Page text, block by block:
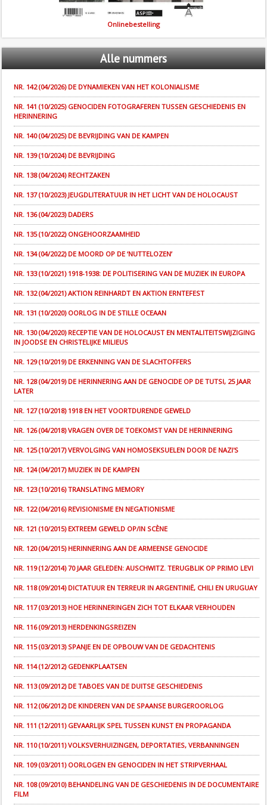
Onlinebestelling
Allenummers
NR. 142 (04/2026) DE DYNAMIEKEN VAN HET KOLONIALISME
NR. 141 (10/2025) GENOCIDEN FOTOGRAFEREN TUSSEN GESCHIEDENIS EN
HERINNERING
NR. 140 (04/2025) DE BEVRIJDING VAN DE KAMPEN
NR. 139 (10/2024) DE BEVRIJDING
NR. 138 (04/2024) RECHTZAKEN
NR. 137 (10/2023) JEUGDLITERATUUR IN HET LICHT VAN DE HOLOCAUST
NR. 136 (04/2023) DADERS
NR. 135 (10/2022) ONGEHOORZAAMHEID
NR. 134 (04/2022) DE MOORD OP DE ‘NUTTELOZEN’
NR. 133 (10/2021) 1918-1938: DE POLITISERING VAN DE MUZIEK IN EUROPA
NR. 132 (04/2021) AKTION REINHARDT EN AKTION ERNTEFEST
NR. 131 (10/2020) OORLOG IN DE STILLE OCEAAN
NR. 130 (04/2020) RECEPTIE VAN DE HOLOCAUST EN MENTALITEITSWIJZIGING
IN JOODSE EN CHRISTELIJKE MILIEUS
NR. 129 (10/2019) DE ERKENNING VAN DE SLACHTOFFERS
NR. 128 (04/2019) DE HERINNERING AAN DE GENOCIDE OP DE TUTSI, 25 JAAR
LATER
NR. 127 (10/2018) 1918 EN HET VOORTDURENDE GEWELD
NR. 126 (04/2018) VRAGEN OVER DE TOEKOMST VAN DE HERINNERING
NR. 125 (10/2017) VERVOLGING VAN HOMOSEKSUELEN DOOR DE NAZI'S
NR. 124 (04/2017) MUZIEK IN DE KAMPEN
NR. 123 (10/2016) TRANSLATING MEMORY
NR. 122 (04/2016) REVISIONISME EN NEGATIONISME
NR. 121 (10/2015) EXTREEM GEWELD OP/IN SCÈNE
NR. 120 (04/2015) HERINNERING AAN DE ARMEENSE GENOCIDE
NR. 119 (12/2014) 70 JAAR GELEDEN: AUSCHWITZ. TERUGBLIK OP PRIMO LEVI
NR. 118 (09/2014) DICTATUUR EN TERREUR IN ARGENTINIË, CHILI EN URUGUAY
NR. 117 (03/2013) HOE HERINNERINGEN ZICH TOT ELKAAR VERHOUDEN
NR. 116 (09/2013) HERDENKINGSREIZEN
NR. 115 (03/2013) SPANJE EN DE OPBOUW VAN DE GEDACHTENIS
NR. 114 (12/2012) GEDENKPLAATSEN
NR. 113 (09/2012) DE TABOES VAN DE DUITSE GESCHIEDENIS
NR. 112 (06/2012) DE KINDEREN VAN DE SPAANSE BURGEROORLOG
NR. 111 (12/2011) GEVAARLIJK SPEL TUSSEN KUNST EN PROPAGANDA
NR. 110 (10/2011) VOLKSVERHUIZINGEN, DEPORTATIES, VERBANNINGEN
NR. 109 (03/2011) OORLOGEN EN GENOCIDEN IN HET STRIPVERHAAL
NR. 108 (09/2010) BEHANDELING VAN DE GESCHIEDENIS IN DE DOCUMENTAIRE
FILM